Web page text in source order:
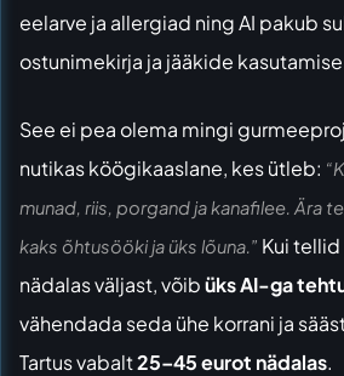
eelarve ja allergiad ning AI pakub
ostunimekirja ja jääkide
See ei pea olema mingi
nutikas köögikaaslane, kes ütleb:
munad, riis, porgand ja kanafilee. Ära
kaks õhtusööki ja üks lõuna.” Kui
nädalas väljast, võibüks AI-ga
vähendada seda ühe korrani ja
Tartus vabalt25–45 eurot nädalas.